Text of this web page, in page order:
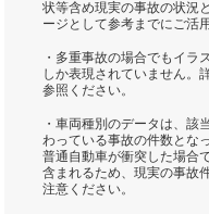
状等含め現実の事故の状況
ージとして参考までにご活
・多重事故の場合でもイラ
しか表現されていません。
参照ください。
・車両種別のデータは、該
わっている事故の件数とな
普通自動車が衝突した場合
含まれるため、現実の事故
注意ください。